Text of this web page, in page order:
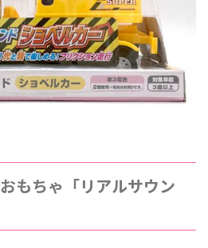
もちゃ「リアルサウン